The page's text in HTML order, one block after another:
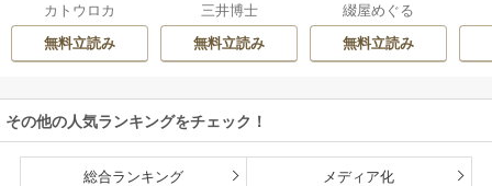
ね。ましろくん。
【電子限定漫画付
き】
カトウロカ
無料立読み
津々【コミックス
版】
三井博士
無料立読み
が、かわいすぎて
困る
綴屋めぐる
無料立読み
その他の人気ランキングをチェック！
総合ランキング メディア化